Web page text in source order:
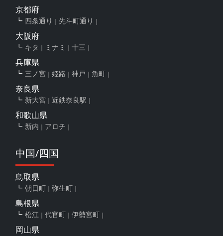
京都府
四条通り 先斗町通り
大阪府
キタ ミナミ 十三
兵庫県
三ノ宮 姫路 神戸 魚町
奈良県
新大宮 近鉄奈良駅
和歌山県
新内 アロチ
中国/四国
鳥取県
朝日町 弥生町
島根県
松江 代官町 伊勢宮町
岡山県